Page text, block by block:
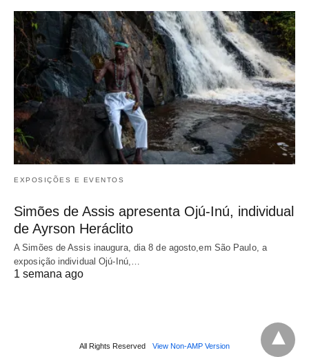
EXPOSIÇÕES E EVENTOS
Simões de Assis apresenta Ojú-Inú, individual
de Ayrson Heráclito
A Simões de Assis inaugura, dia 8 de agosto,em São Paulo, a
exposição individual Ojú-Inú,…
1 semana ago
All Rights Reserved View Non-AMP Version